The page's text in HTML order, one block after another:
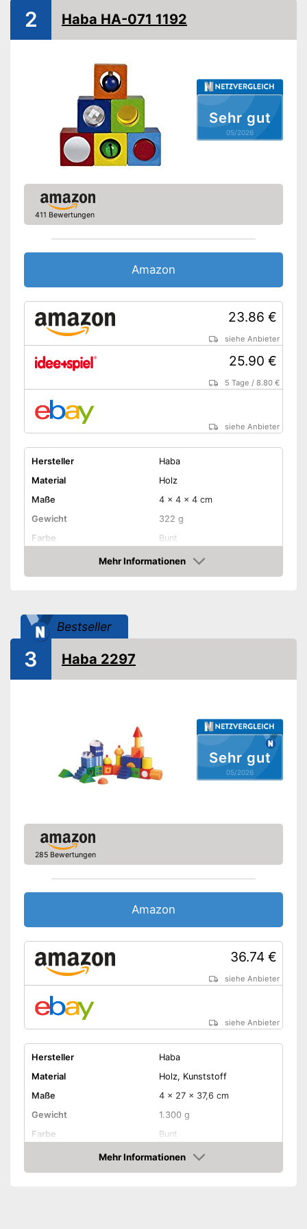
Made in Germany
Kurze Transportwege durch
Fertigung in Deutschland
Amazon Lieferzeit
siehe AnbieterSehr gut
05/2026
2 Haba HA-071 1192
411 Bewertungen
Amazon
23.86 €
siehe Anbieter
25.90 €
5 Tage /8.80 €
siehe Anbieter
Hersteller
Haba
Material
Holz
Maße
4 x 4 x 4 cm
Gewicht
322 g
Farbe
Bunt
Altersempfehlung
1 - 3 Jahre
Anzahl Teile
6
Made in Germany
Fertigung in Deutschland
Mehr Informationen
Amazon
Bestseller
Sehr gut
05/2026
3 Haba 2297
285 Bewertungen
Amazon
36.74 €
siehe Anbieter
siehe Anbieter
Hersteller
Haba
Material
Holz, Kunststoff
Maße
4 x 27 x 37,6 cm
Gewicht
1.300 g
Farbe
Bunt
Altersempfehlung
ab 1 Jahre
Anzahl Teile
26
Mehr Informationen
Amazon